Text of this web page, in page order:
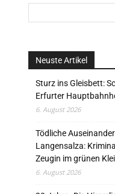
Neuste Artikel
Sturz ins Gleisbett:
Erfurter
6. August 2026
Tödliche
Langensalza:
Zeugin im grünen
6. August 2026